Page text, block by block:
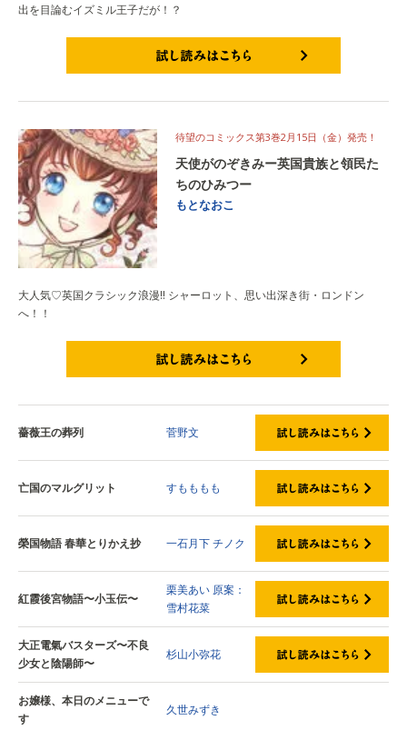
出を目論むイズミル王子だが！？
待望のコミックス第3巻2月15日（金）発売！
天使がのぞきみー英国貴族と領民た
ちのひみつー
もとなおこ
大人気♡英国クラシック浪漫!! シャーロット、思い出深き街・ロンドン
へ！！
薔薇王の葬列 菅野文
亡国のマルグリット すもももも
榮国物語 春華とりかえ抄 一石月下チノク
紅霞後宮物語〜小玉伝〜
栗美あい 原案：
雪村花菜
大正電氣バスターズ〜不良
少女と陰陽師〜
杉山小弥花
お嬢様、本日のメニューで
す
久世みずき